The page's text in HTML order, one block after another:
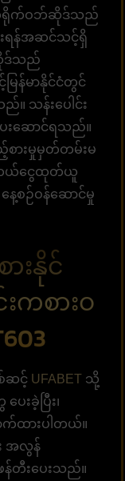
ရိုက်ဝဘ်ဆိုဒ်သည်
းရန်အဆင်သင့်ရှိ
ဒ်သည်
န်မာနိုင်ငံတွင်
သန်းပေါင်း
ပေးဆောင်ရသည်။
ားမှုမှတ်တမ်းမ
ကယ်ငွေထုတ်ယူ
စဉ်ဝန်ဆောင်မှု
းနိုင်
ကစားဝ
စ်ဆင့် UFABET သို့
းခဲ့ပြီး၊
ထားပါတယ်။
အလွန်
တီးပေးသည်။